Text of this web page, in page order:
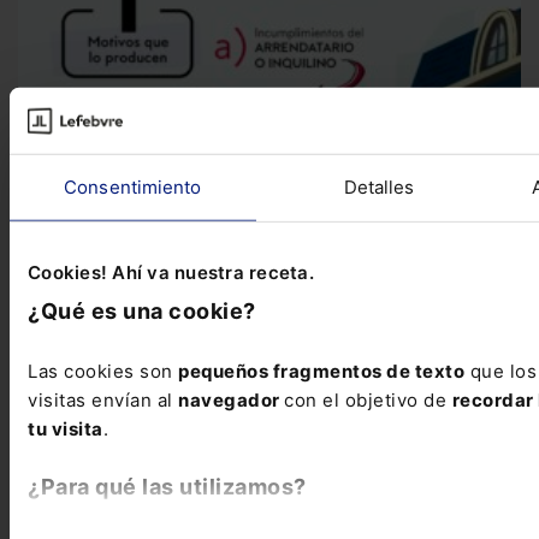
Consentimiento Detalles
Cookies! Ahí va nuestra receta.
¿Qué es una cookie?
Las cookies son pequeños fragmentos de texto que
visitas envían al navegador con el objetivo de recordar
tu visita.
¿Para qué las utilizamos?
de arrendamientoTe presentamos esta infografía en la que